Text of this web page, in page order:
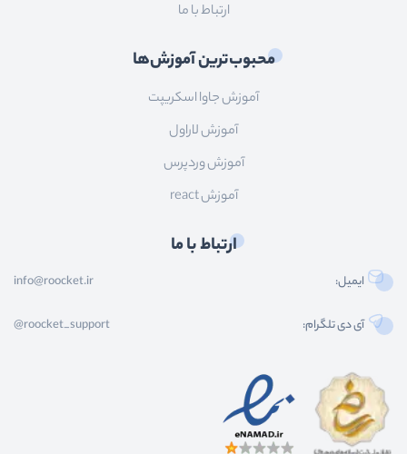
ارتباط با ما
محبوب‌ترین آموزش‌ها
آموزش جاوا اسکریپت
آموزش لاراول
آموزش وردپرس
آموزش react
ارتباط با ما
ایمیل: info@roocket.ir
آی دی تلگرام: @roocket_support